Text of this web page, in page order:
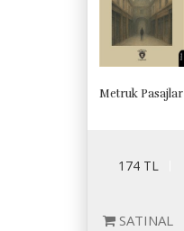
Metruk Pasajlar
174 TL
SATINAL